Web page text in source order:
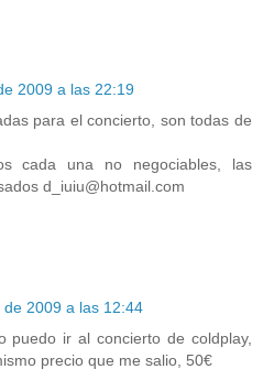
2009 a las 22:19
para el concierto, son todas de
cada una no negociables, las
d_iuiu@hotmail.com
de 2009 a las 12:44
puedo ir al concierto de coldplay,
precio que me salio, 50€